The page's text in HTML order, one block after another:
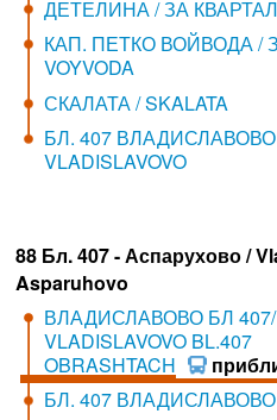
ДЕТЕЛИНА / ЗА
КАП. ПЕТКО ВОЙВОДА /
VOYVODA
СКАЛАТА / SKALATA
БЛ. 407
VLADISLAVOVO
88 Бл. 407 - Аспарухово /
Asparuhovo
ВЛАДИСЛАВОВО БЛ
VLADISLAVOVO BL.407
OBRASHTACH
БЛ. 407 ВЛАДИСЛАВОВО /